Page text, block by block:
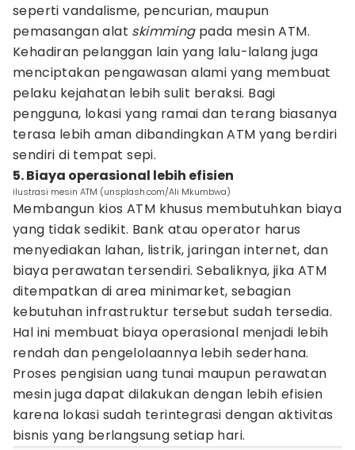
seperti vandalisme, pencurian, maupun
pemasangan alat skimmingpada mesin ATM.
Kehadiran pelanggan lain yang lalu-lalang juga
menciptakan pengawasan alami yang membuat
pelaku kejahatan lebih sulit beraksi. Bagi
pengguna, lokasi yang ramai dan terang biasanya
terasa lebih aman dibandingkan ATM yang berdiri
sendiri di tempat sepi.
5. Biaya operasional lebih efisien
ilustrasi mesin ATM (unsplash.com/Ali Mkumbwa)
Membangun kios ATM khusus membutuhkan biaya
yang tidak sedikit. Bank atau operator harus
menyediakan lahan, listrik, jaringan internet, dan
biaya perawatan tersendiri. Sebaliknya, jika ATM
ditempatkan di area minimarket, sebagian
kebutuhan infrastruktur tersebut sudah tersedia.
Hal ini membuat biaya operasional menjadi lebih
rendah dan pengelolaannya lebih sederhana.
Proses pengisian uang tunai maupun perawatan
mesin juga dapat dilakukan dengan lebih efisien
karena lokasi sudah terintegrasi dengan aktivitas
bisnis yang berlangsung setiap hari.